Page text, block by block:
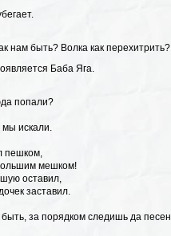
нам быть? Волка как перехитрить?
Баба Яга.
попали?
искали.
пешком,
мешком!
оставил,
заставил.
быть, за порядком следишь да